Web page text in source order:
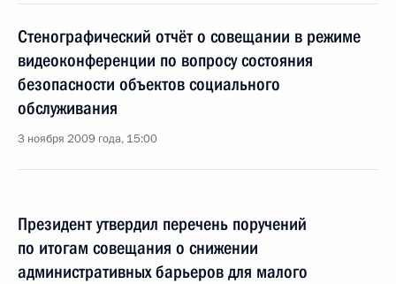
Стенографический отчёт о совещании в режиме
видеоконференции по вопросу состояния
безопасности объектов социального
обслуживания
3 ноября 2009 года, 15:00
Президент утвердил перечень поручений
по итогам совещания о снижении
административных барьеров для малого